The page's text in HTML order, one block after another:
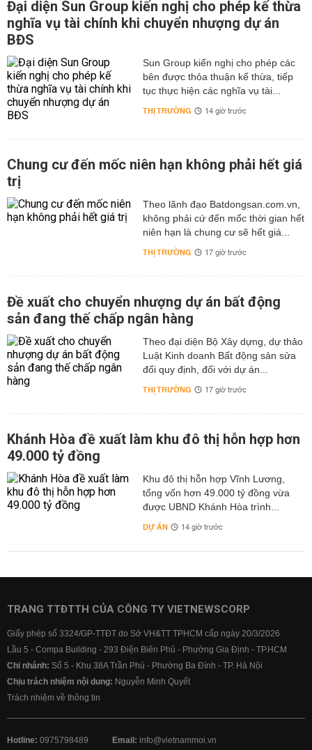
Đại diện Sun Group kiến nghị cho phép kế thừa
nghĩa vụ tài chính khi chuyển nhượng dự án
BĐS
Sun Group kiến nghị cho phép các
bên được thỏa thuận kế thừa, tiếp
tục thực hiện các nghĩa vụ tài...
THỊ TRƯỜNG 14 giờ trước
Chung cư đến mốc niên hạn không phải hết giá
trị
Theo lãnh đạo Batdongsan.com.vn,
không phải cứ đến mốc thời gian hết
niên hạn là chung cư sẽ hết giá...
THỊ TRƯỜNG 17 giờ trước
Đề xuất cho chuyển nhượng dự án bất động
sản đang thế chấp ngân hàng
Theo đại diện Bộ Xây dựng, dự thảo
Luật Kinh doanh Bất động sản sửa
đổi quy định, đối với dự án...
THỊ TRƯỜNG 17 giờ trước
Khánh Hòa đề xuất làm khu đô thị hỗn hợp hơn
49.000 tỷ đồng
Khu đô thị hỗn hợp Vĩnh Lương,
tổng vốn hơn 49.000 tỷ đồng vừa
được UBND Khánh Hòa trình...
DỰ ÁN 14 giờ trước
TRANG TTĐTTH CỦA CÔNG TY VIETNEWSCORP
Giấy phép số 3324/GP-TTĐT do Sở VH&TT TPHCM cấp ngày 20/3/2026
Lầu 5 - Compa Building - 293 Điện Biên Phủ - Phường Gia Định - TP.HCM
Chi nhánh: Số 5 - Khu 38A Trần Phú - Phường Ba Đình - TP. Hà Nội
Chịu trách nhiệm nội dung: Nguyễn Minh Quyết
Trách nhiệm về thông tin
Hotline: 0975798489 Email: info@vietnammoi.vn